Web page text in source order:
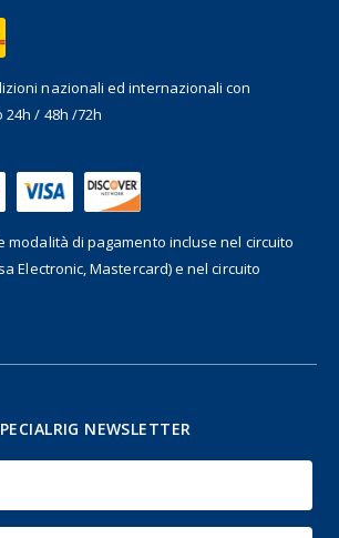
nazionali ed internazionalicon
/ 48h /72h
modalità di pagamento incluse nel circuito
Electronic, Mastercard) e nel circuito
NEWSLETTER